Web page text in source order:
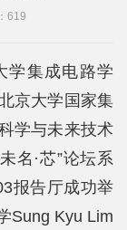
619
学集成电路学
京大学国家集
学与未来技术
名·芯”论坛系
报告厅成功举
Sung Kyu Lim